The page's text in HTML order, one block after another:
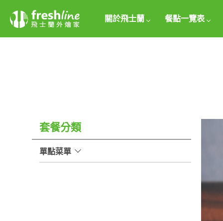
關於飛士蘭 餐點一覽表
套餐分類
單點菜單